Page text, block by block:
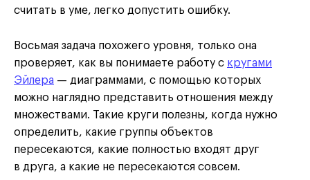
считать в уме, легко допустить ошибку.
Восьмая задача похожего уровня, только она
проверяет, как вы понимаете работу с кругами
Эйлера — диаграммами, с помощью которых
можно наглядно представить отношения между
множествами. Такие круги полезны, когда нужно
определить, какие группы объектов
пересекаются, какие полностью входят друг
в друга, а какие не пересекаются совсем.